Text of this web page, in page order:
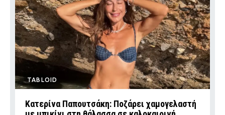
TABLOID
Κατερίνα Παπουτσάκη: Ποζάρει χαμογελαστή